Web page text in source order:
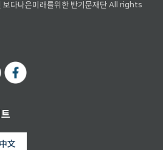
다나은미래를위한 반기문재단 All rights
中文